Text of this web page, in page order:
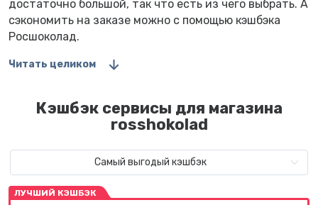
достаточно большой, так что есть из чего выбрать. А
сэкономить на заказе можно с помощью кэшбэка
Росшоколад.
Читать целиком
Кэшбэк сервисы для магазина
rosshokolad
Самый выгодый кэшбэк
ЛУЧШИЙ КЭШБЭК